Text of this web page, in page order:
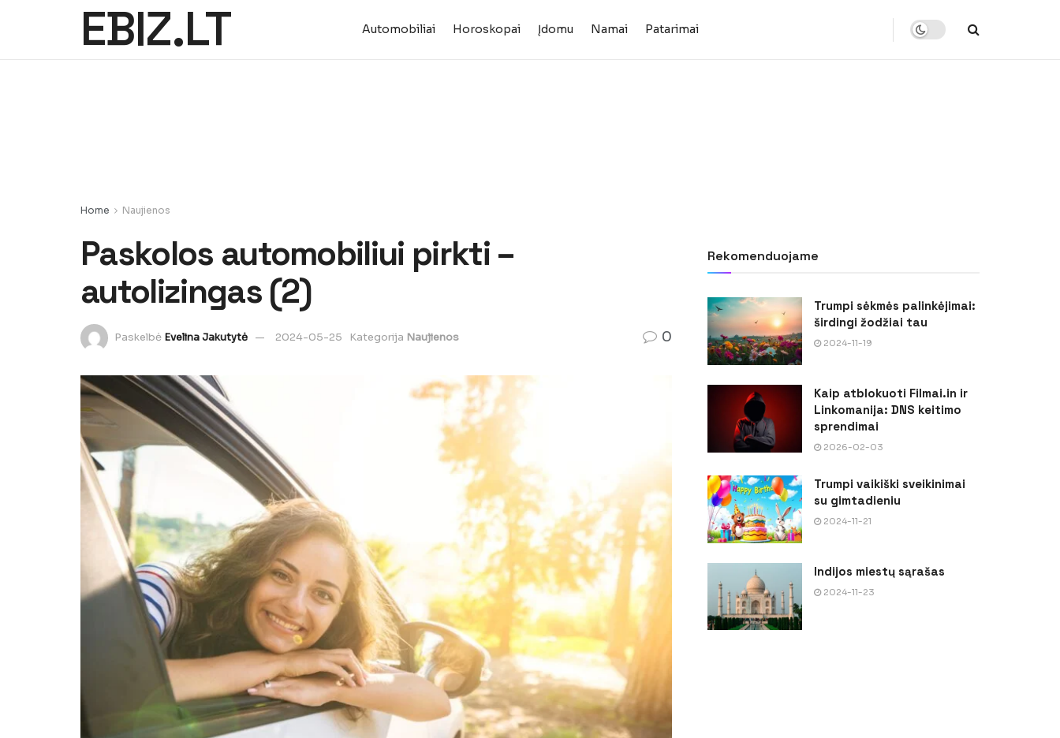
EBIZ.LT Automobiliai Horoskopai Įdomu Namai Patarimai
Home Naujienos
Paskolos automobiliui pirkti –
autolizingas (2)
Paskelbė Evelina Jakutytė 2024-05-25 Kategorija Naujienos 0
Rekomenduojame
Trumpi sėkmės palinkėjimai:
širdingi žodžiai tau
2024-11-19
Kaip atblokuoti Filmai.in ir
Linkomanija: DNS keitimo
sprendimai
2026-02-03
Trumpi vaikiški sveikinimai
su gimtadieniu
2024-11-21
Indijos miestų sąrašas
2024-11-23